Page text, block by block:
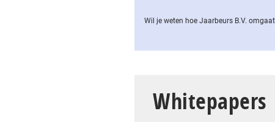
Wil je weten hoe Jaarbeurs B.V.
Whitepapers